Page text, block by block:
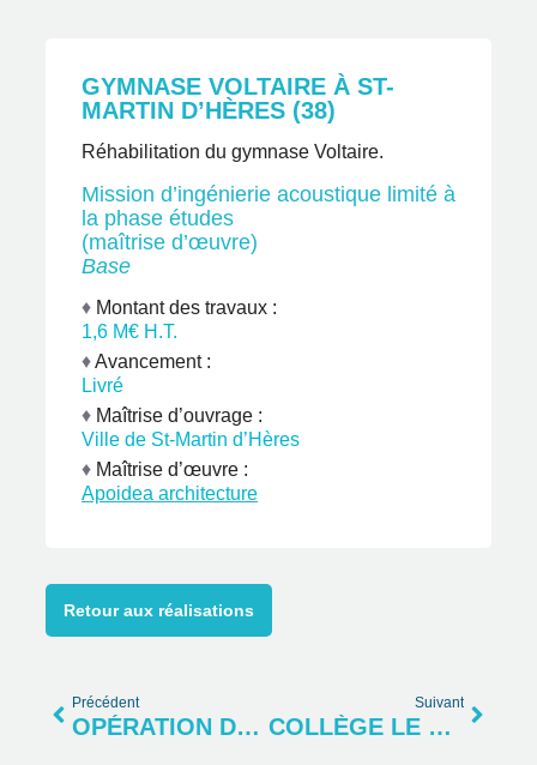
GYMNASE VOLTAIRE À ST-
MARTIN D’HÈRES (38)
Réhabilitation du gymnase Voltaire.
Mission d’ingénierie acoustique limité à
la phase études
(maîtrise d’œuvre)
Base
♦ Montant des travaux :
1,6 M€ H.T.
♦Avancement :
Livré
♦ Maîtrise d’ouvrage :
Ville de St-Martin d’Hères
♦ Maîtrise d’œuvre :
Apoidea architecture
Retour aux réalisations
Précédent
OPÉRATION DE 26 LOGEMENTS LES CÈDRES À GRENOBLE (38)
Suivant
COLLÈGE LE GUILLON À PONT-DE-BEAUVOISIN (38)